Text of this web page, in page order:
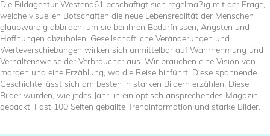
Die Bildagentur Westend61 beschäftigt sich regelmäßig mit der Frage,
welche visuellen Botschaften die neue Lebensrealität der Menschen
glaubwürdig abbilden, um sie bei ihren Bedürfnissen, Ängsten und
Hoffnungen abzuholen. Gesellschaftliche Veränderungen und
Werteverschiebungen wirken sich unmittelbar auf Wahrnehmung und
Verhaltensweise der Verbraucher aus. Wir brauchen eine Vision von
morgen und eine Erzählung, wo die Reise hinführt. Diese spannende
Geschichte lässt sich am besten in starken Bildern erzählen. Diese
Bilder wurden, wie jedes Jahr, in ein optisch ansprechendes Magazin
gepackt. Fast 100 Seiten geballte Trendinformation und starke Bilder.